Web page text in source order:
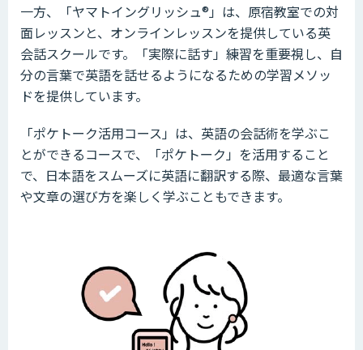
一方、「ヤマトイングリッシュ®」は、原宿教室での対
面レッスンと、オンラインレッスンを提供している英
会話スクールです。「実際に話す」練習を重要視し、自
分の言葉で英語を話せるようになるための学習メソッ
ドを提供しています。
「ポケトーク活用コース」は、英語の会話術を学ぶこ
とができるコースで、「ポケトーク」を活用すること
で、日本語をスムーズに英語に翻訳する際、最適な言葉
や文章の選び方を楽しく学ぶこともできます。